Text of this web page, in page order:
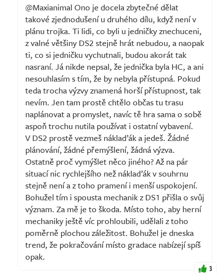
@Maxianimal Ono je docela zbytečné dělat
takové zjednodušení u druhého dílu, když není v
plánu trojka. Ti lidi, co byli u jedničky znechuceni,
z valné většiny DS2 stejně hrát nebudou, a naopak
ti, co si jedničku vychutnali, budou akorát tak
nasraní. Já nikde nepsal, že jednička byla HC, a ani
nesouhlasím s tím, že by nebyla přístupná. Pokud
teda trocha výzvy znamená horší přístupnost, tak
nevím. Jen tam prostě chtělo občas tu trasu
naplánovat a promyslet, navíc tě hra sama o sobě
aspoň trochu nutila používat i ostatní vybavení.
V DS2 prostě vezmeš náklaďák a jedeš. Žádné
plánování, žádné přemýšlení, žádná výzva.
Ostatně proč vymýšlet něco jiného? Až na pár
situací nic rychlejšího než náklaďák v souhrnu
stejně není a z toho pramení i menší uspokojení.
Bohužel tím i spousta mechanik z DS1 přišla o svůj
význam. Za mě je to škoda. Místo toho, aby herní
mechaniky ještě víc prohloubili, udělali z toho
poměrně plochou záležitost. Bohužel je dneska
trend, že pokračování místo gradace nabízejí spíš
opak.
3